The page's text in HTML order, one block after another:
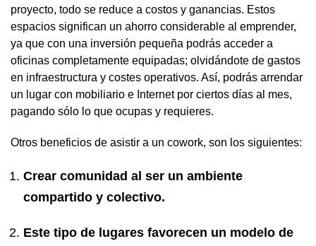
proyecto, todo se reduce a costos y ganancias. Estos
espacios significan un ahorro considerable al emprender,
ya que con una inversión pequeña podrás acceder a
oficinas completamente equipadas; olvidándote de gastos
en infraestructura y costes operativos. Así, podrás arrendar
un lugar con mobiliario e Internet por ciertos días al mes,
pagando sólo lo que ocupas y requieres.
Otros beneficios de asistir a un cowork, son los siguientes:
Crear comunidad al ser un ambiente
compartido y colectivo.
Este tipo de lugares favorecen un modelo de